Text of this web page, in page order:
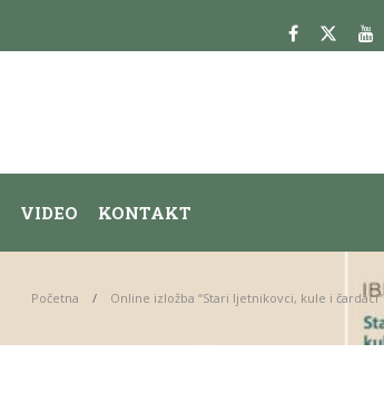
VIDEO KONTAKT
Početna Online izložba “Stari ljetnikovci, kule i čardaci”